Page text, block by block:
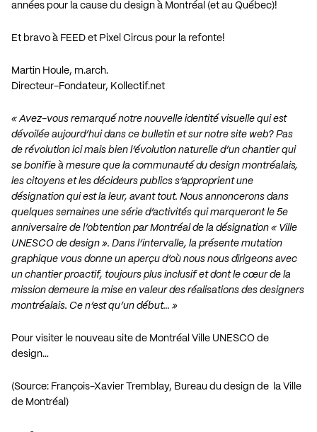
années pour la cause du design à Montréal (et au Québec)!
Et bravo à FEED et Pixel Circus pour la refonte!
Martin Houle, m.arch.
Directeur-Fondateur, Kollectif.net
« Avez-vous remarqué notre nouvelle identité visuelle qui est
dévoilée aujourd’hui dans ce bulletin et sur notre site web? Pas
de révolution ici mais bien l’évolution naturelle d’un chantier qui
se bonifie à mesure que la communauté du design montréalais,
les citoyens et les décideurs publics s’approprient une
désignation qui est la leur, avant tout. Nous annoncerons dans
quelques semaines une série d’activités qui marqueront le 5e
anniversaire de l’obtention par Montréal de la désignation « Ville
UNESCO de design ». Dans l’intervalle, la présente mutation
graphique vous donne un aperçu d’où nous nous dirigeons avec
un chantier proactif, toujours plus inclusif et dont le cœur de la
mission demeure la mise en valeur des réalisations des designers
montréalais. Ce n’est qu’un début… »
Pour visiter le nouveau site de Montréal Ville UNESCO de
design…
(Source: François-Xavier Tremblay, Bureau du design de la Ville
de Montréal)